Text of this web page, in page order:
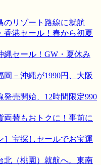
のリゾート路線に就航
香港セール！春から初夏
縄セール！GW・夏休み
岡－沖縄が1990円、大阪
発売開始、12時間限定990
両替もおトクに！事前に
］宝探しセールでお宝運
北（桃園）就航へ。東南